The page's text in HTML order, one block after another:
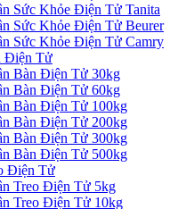
Sức Khỏe Điện Tử Tanita
Sức Khỏe Điện Tử Beurer
Sức Khỏe Điện Tử Camry
Điện Tử
Bàn Điện Tử 30kg
Bàn Điện Tử 60kg
Bàn Điện Tử 100kg
Bàn Điện Tử 200kg
Bàn Điện Tử 300kg
Bàn Điện Tử 500kg
Điện Tử
Treo Điện Tử 5kg
Treo Điện Tử 10kg